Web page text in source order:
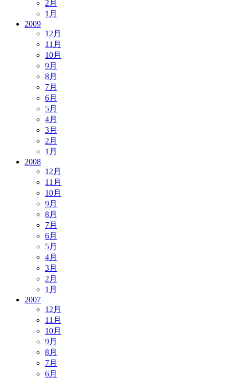
2月
1月
2009
12月
11月
10月
9月
8月
7月
6月
5月
4月
3月
2月
1月
2008
12月
11月
10月
9月
8月
7月
6月
5月
4月
3月
2月
1月
2007
12月
11月
10月
9月
8月
7月
6月